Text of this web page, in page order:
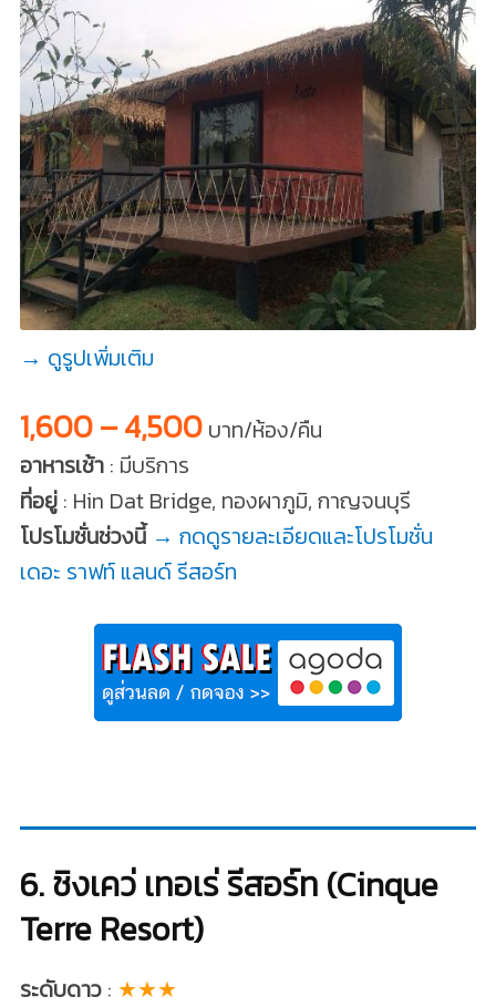
→ ดูรูปเพิ่มเติม
1,600 – 4,500บาท/ห้อง/คืน
อาหารเช้า: มีบริการ
ที่อยู่: Hin Dat Bridge, ทองผาภูมิ, กาญจนบุรี
โปรโมชั่นช่วงนี้ → กดดูรายละเอียดและโปรโมชั่น
เดอะ ราฟท์ แลนด์ รีสอร์ท
6. ชิงเคว่ เทอเร่ รีสอร์ท (Cinque
Terre Resort)
ระดับดาว: ★★★